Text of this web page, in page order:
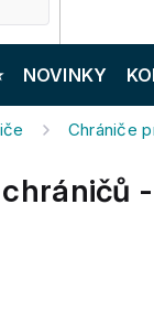
NOVINKY
Chrániče